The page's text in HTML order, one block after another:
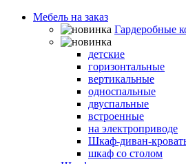
Мебель на заказ
Гардеробные
детские
горизонтальные
вертикальные
односпальные
двуспальные
встроенные
на электроприводе
Шкаф-диван-
шкаф со столом